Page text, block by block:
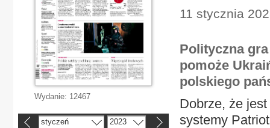
11 stycznia
Polityczna
pomoże
polskiego
Dobrze, że
systemy
Wydanie: 12467
styczeń 2023